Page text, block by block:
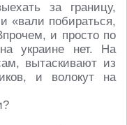
за границу,
«вали побираться,
и просто по
украине нет. На
вытаскивают из
и волокут на